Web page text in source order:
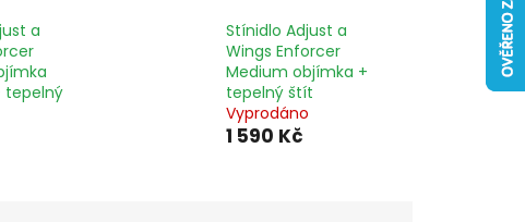
a
tepelný
Stínidlo Adjust a
Wings Enforcer
Medium objímka +
tepelný štít
Vyprodáno
1 590 Kč